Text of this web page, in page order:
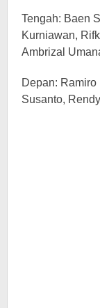
Tengah: Baen
Kurniawan,
Ambrizal
Depan:
Susanto,